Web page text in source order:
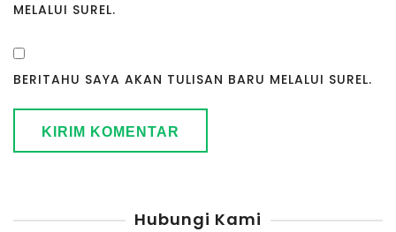
MELALUI SUREL.
BERITAHU SAYA AKAN TULISAN BARU MELALUI SUREL.
Hubungi Kami